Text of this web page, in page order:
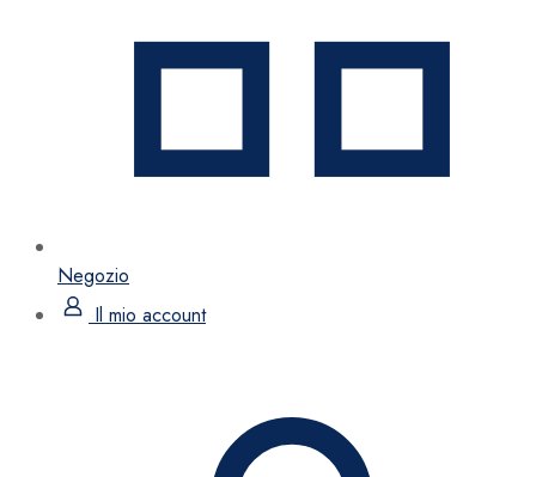
Negozio
Il mio account